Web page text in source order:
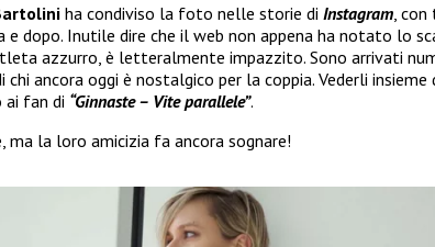
ha condiviso la foto nelle storie di Instagram ,
e dopo. Inutile dire che il web non appena ha notato lo
azzurro, è letteralmente impazzito. Sono arrivati
chi ancora oggi è nostalgico per la coppia. Vederli
ai fan di “Ginnaste – Vite parallele”.
ma la loro amicizia fa ancora sognare!